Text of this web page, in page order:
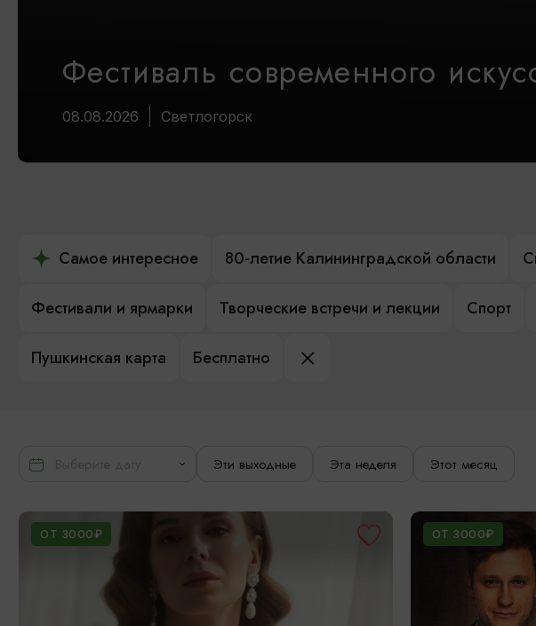
Фестиваль современного
08.08.2026 Светлогорск
Самое интересное 80-летие Калининградской области
Фестивали и ярмарки Творческие встречи и лекции Спорт
Пушкинская карта Бесплатно
Эти выходные Эта неделя Этот месяц
ОТ 3000₽ ОТ 3000₽